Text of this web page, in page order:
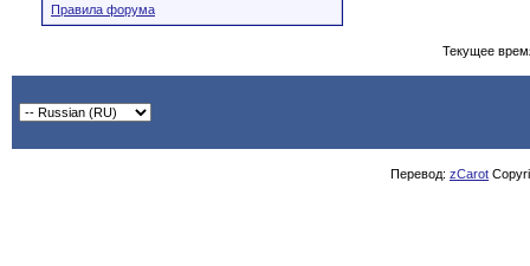
Правила форума
Текущее
Перевод: zCarot